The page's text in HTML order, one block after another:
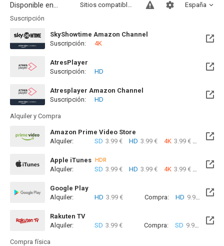
Disponible en... España
Sitios compatibles
Suscripción
SkyShowtime Amazon Channel
Suscripción:
4K
AtresPlayer
Suscripción:
HD
Atresplayer Amazon Channel
Suscripción:
HD
Alquiler y Compra
Amazon Prime Video Store
Alquiler:
SD 3.99 € HD 3.99 € 4K 3.99 €
Apple iTunes HDR
Alquiler: SD 3.99 € HD 3.99 € 4K 3.99 €
Google Play
Alquiler:
HD 3.99 € Compra: HD 9.99 €
Rakuten TV
Alquiler:
SD 3.99 € Compra: SD 9.99 €
Compra física